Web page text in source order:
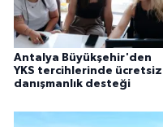
Antalya Büyükşehir'den
YKS tercihlerinde ücretsiz
danışmanlık desteği